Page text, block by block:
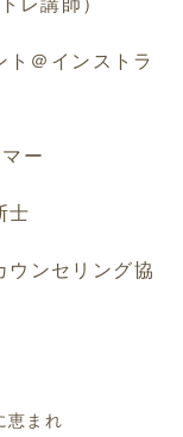
＠インストラ
ー
士
ウンセリング協
恵まれ